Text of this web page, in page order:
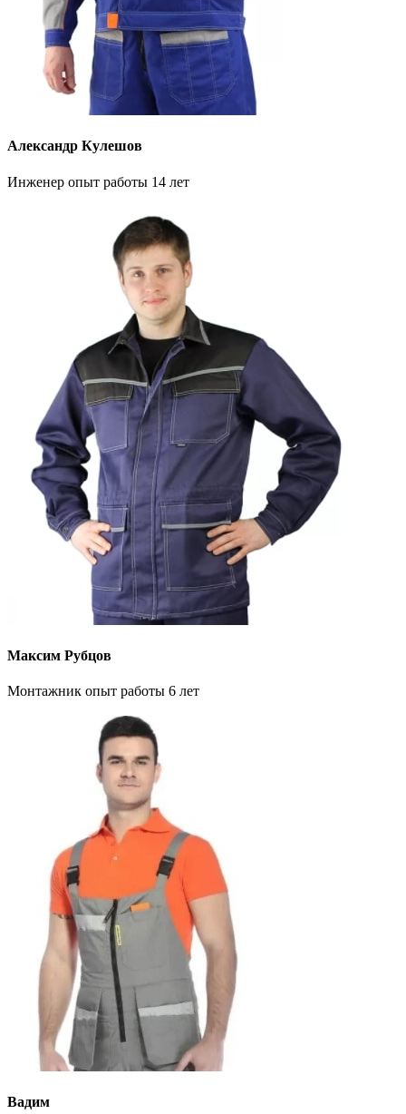
Александр Кулешов
Инженер опыт работы 14 лет
Максим Рубцов
Монтажник опыт работы 6 лет
Вадим